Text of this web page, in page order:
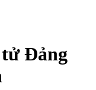
Đảng